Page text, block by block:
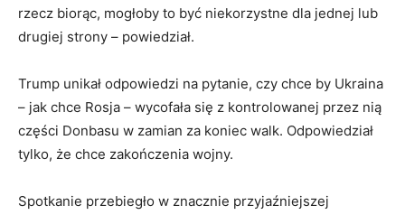
rzecz biorąc, mogłoby to być niekorzystne dla jednej lub
drugiej strony – powiedział.
Trump unikał odpowiedzi na pytanie, czy chce by Ukraina
– jak chce Rosja – wycofała się z kontrolowanej przez nią
części Donbasu w zamian za koniec walk. Odpowiedział
tylko, że chce zakończenia wojny.
Spotkanie przebiegło w znacznie przyjaźniejszej